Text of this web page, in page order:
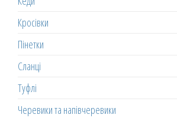
Кросівки
Пінетки
Сланці
Туфлі
Черевики та напівчеревики